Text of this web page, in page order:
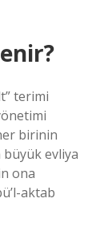
terimi
birinin
büyük evliya
ona
aktab